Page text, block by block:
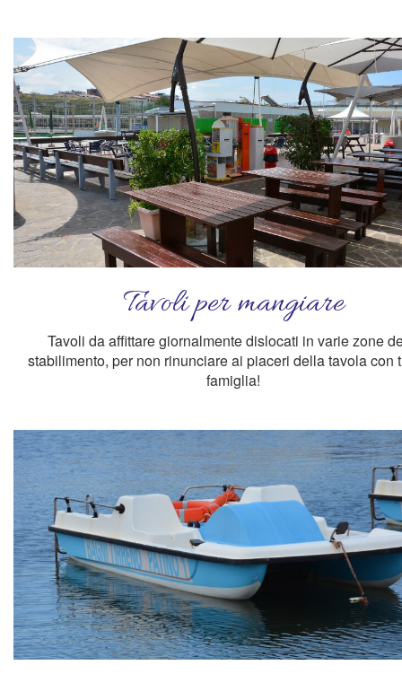
Tavoli per mangiare
Tavoli da affittare giornalmente dislocati in varie zone
stabilimento, per non rinunciare ai piaceri della tavola con
famiglia!